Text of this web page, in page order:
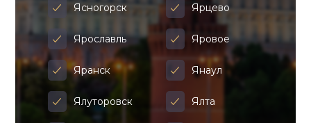
Ясногорск Ярцево
Ярославль Яровое
Яранск Янаул
Ялуторовск Ялта